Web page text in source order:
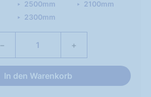
2500mm
2100mm
2300mm
− +
In den Warenkorb